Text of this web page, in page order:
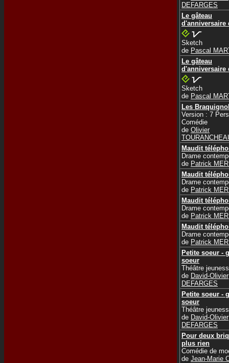
DEFARGES
Le gâteau
d'anniversaire
Sketch
de Pascal
Le gâteau
d'anniversaire
Sketch
de Pascal
Les
Version : 7
Comédie
de Olivier
Maudit
Drame
de Patrick
Maudit
Drame
de Patrick
Maudit
Drame
de Patrick
Maudit
Drame
de Patrick
Petite soeur -
soeur
Théâtre
de David-Olivier
DEFARGES
Petite soeur -
soeur
Théâtre
de David-Olivier
DEFARGES
Pour deux
plus rien
Comédie de
de Jean-Marie